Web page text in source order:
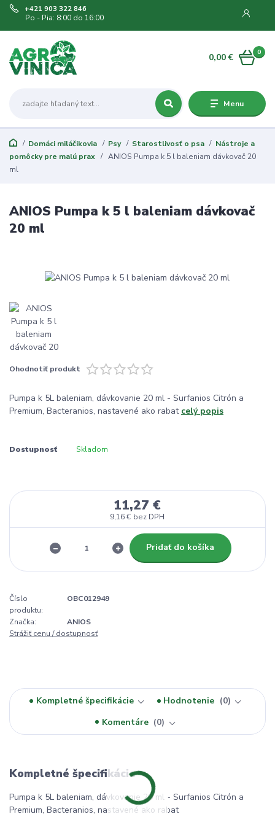
Menu
+421 903 322 846
Po - Pia: 8:00 do 16:00
0
0,00 €
Domáci miláčikovia Psy Starostlivosť o psa
Nástroje a
pomôcky pre malú prax
ANIOS Pumpa k 5 l baleniam dávkovač 20
ml
ANIOS Pumpa k 5 l baleniam dávkovač
20 ml
Ohodnotiť produkt
Pumpa k 5L baleniam, dávkovanie 20 ml - Surfanios Citrón a
Premium, Bacteranios, nastavené ako rabat celý popis
Dostupnosť Skladom
11,27 €
9,16 € bez DPH
Pridať do košíka
Číslo
produktu:
OBC012949
Značka:
ANIOS
Strážiť cenu / dostupnosť
Kompletné špecifikácie Hodnotenie
0
Komentáre
0
Kompletné špecifikácie
Pumpa k 5L baleniam, dávkovanie 20 ml - Surfanios Citrón a
Premium, Bacteranios, nastavené ako rabat